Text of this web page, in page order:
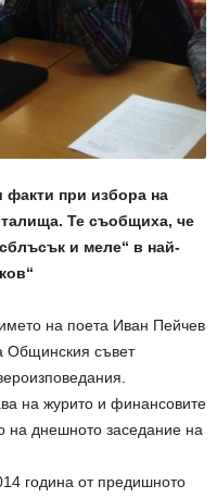
факти при избора на
Те съобщиха, че
и меле“ в най-
на поета Иван Пейчев
Общинския съвет
на журито и финансовите
на днешното заседание на
година от предишното